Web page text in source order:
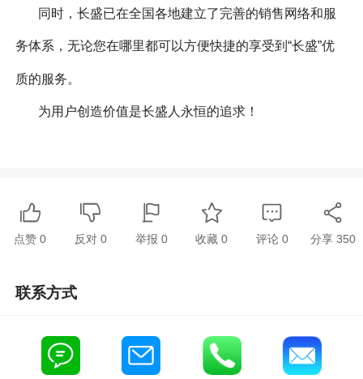
同时，长盛已在全国各地建立了完善的销售网络和服
务体系，无论您在哪里都可以方便快捷的享受到“长盛”优
质的服务。
为用户创造价值是长盛人永恒的追求！
点赞0 反对 0 举报 0 收藏 0 评论 0 分享 350
联系方式